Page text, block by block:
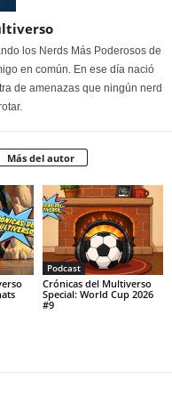
los Nerds Más Poderosos de
en común. En ese día nació
de amenazas que ningún nerd
Más del autor
Podcast
Crónicas del Multiverso
Special: World Cup 2026
#9